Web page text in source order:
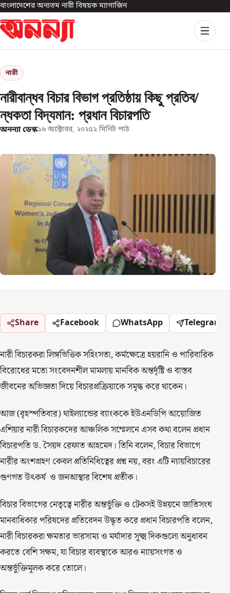
বাংলাদেশের অন্যতম নারী বিষয়ক ম্যাগাজিন
নারী
নারীবান্ধব বিচার বিভাগ প্রতিষ্ঠায় কিছু প্রতিব/
ন্ধকতা বিদ্যমান: প্রধান বিচারপতি
অনন্যা ডেস্ক১৬ অক্টোবর, ২০২৫২ মিনিট পাঠ
Share Facebook WhatsApp Telegram
নারী বিচারকরা লিঙ্গভিত্তিক সহিংসতা, কর্মক্ষেত্রে হয়রানি ও পারিবারিক
বিরোধের মতো সংবেদনশীল মামলায় মানবিক অন্তর্দৃষ্টি ও বাস্তব
জীবনের অভিজ্ঞতা দিয়ে বিচারপ্রক্রিয়াকে সমৃদ্ধ করে থাকেন।
আজ (বৃহস্পতিবার) থাইল্যান্ডের ব্যাংককে ইউএনডিপি আয়োজিত
এশিয়ার নারী বিচারকদের আঞ্চলিক সম্মেলনে এসব কথা বলেন প্রধান
বিচারপতি ড. সৈয়দ রেফাত আহমেদ। তিনি বলেন, বিচার বিভাগে
নারীর অংশগ্রহণ কেবল প্রতিনিধিত্বের প্রশ্ন নয়, বরং এটি ন্যায়বিচারের
গুণগত উৎকর্ষ ও জনআস্থার বিশেষ প্রতীক।
বিচার বিভাগের নেতৃত্বে নারীর অন্তর্ভুক্তি ও টেকসই উন্নয়নে জাতিসংঘ
মানবাধিকার পরিষদের প্রতিবেদন উদ্ধৃত করে প্রধান বিচারপতি বলেন,
নারী বিচারকরা ক্ষমতার ভারসাম্য ও মর্যাদার সূক্ষ্ম দিকগুলো অনুধাবন
করতে বেশি সক্ষম, যা বিচার ব্যবস্থাকে আরও ন্যায়সংগত ও
অন্তর্ভুক্তিমূলক করে তোলে।